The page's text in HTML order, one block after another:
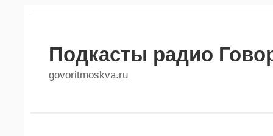
Подкасты радио
govoritmoskva.ru